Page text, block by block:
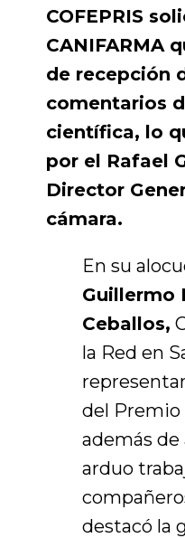
COFEPRIS
CANIFARMA
de recepción
comentarios
científica, lo
por el Rafael
Director
cámara.
En su
Guillermo
Ceballos,
la Red en
del Premio
además de
arduo
destacó la